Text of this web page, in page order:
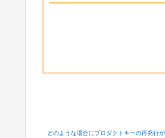
どのような場合にプロダクトキーの再発行